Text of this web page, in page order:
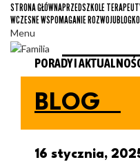
STRONA GŁÓWNAPRZEDSZKOLE
WCZESNE WSPOMAGANIE ROZWOJUBLOG
Menu
PORADY I
BLOG
16 stycznia,